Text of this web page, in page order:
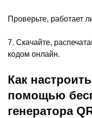
Проверьте, работает
7. Скачайте,
кодом онлайн.
Как
помощью
генератора